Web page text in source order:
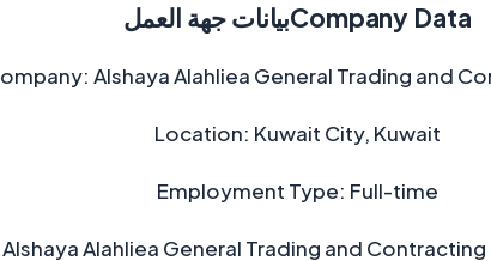
Company Dataبيانات جهة العمل
Alshaya Alahliea General Trading and
Location: Kuwait City, Kuwait
Employment Type: Full-time